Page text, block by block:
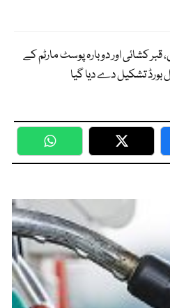
کشائی اور دوبارہ پوسٹ مارٹم کے
WhatsApp Twitter